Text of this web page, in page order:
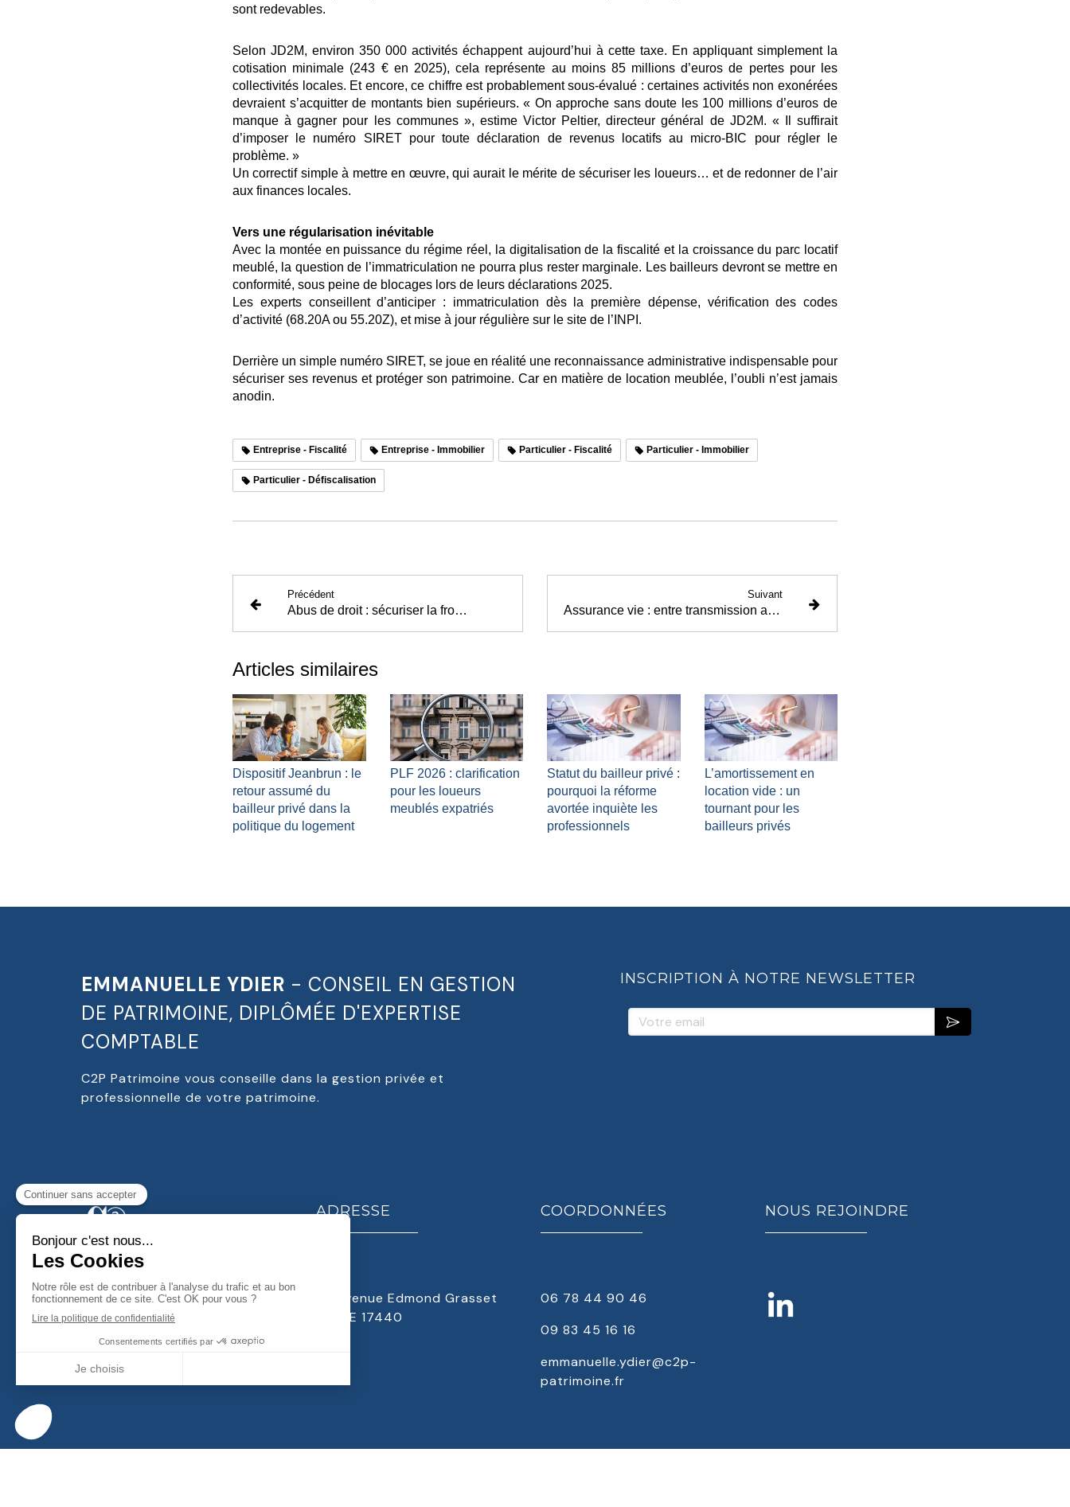
sont redevables.
Selon JD2M, environ 350 000 activités échappent aujourd’hui à cette taxe. En appliquant simplement la
cotisation minimale (243 € en 2025), cela représente au moins 85 millions d’euros de pertes pour les
collectivités locales. Et encore, ce chiffre est probablement sous-évalué : certaines activités non exonérées
devraient s’acquitter de montants bien supérieurs. « On approche sans doute les 100 millions d’euros de
manque à gagner pour les communes », estime Victor Peltier, directeur général de JD2M. « Il suffirait
d’imposer le numéro SIRET pour toute déclaration de revenus locatifs au micro-BIC pour régler le
problème. »
Un correctif simple à mettre en œuvre, qui aurait le mérite de sécuriser les loueurs… et de redonner de l’air
aux finances locales.
Vers une régularisation inévitable
Avec la montée en puissance du régime réel, la digitalisation de la fiscalité et la croissance du parc locatif
meublé, la question de l’immatriculation ne pourra plus rester marginale. Les bailleurs devront se mettre en
conformité, sous peine de blocages lors de leurs déclarations 2025.
Les experts conseillent d’anticiper : immatriculation dès la première dépense, vérification des codes
d’activité (68.20A ou 55.20Z), et mise à jour régulière sur le site de l’INPI.
Derrière un simple numéro SIRET, se joue en réalité une reconnaissance administrative indispensable pour
sécuriser ses revenus et protéger son patrimoine. Car en matière de location meublée, l’oubli n’est jamais
anodin.
Entreprise - Fiscalité Entreprise - Immobilier Particulier - Fiscalité Particulier - Immobilier
Particulier - Défiscalisation
Précédent
Abus de droit : sécuriser la frontière entre optimisation et requalification
Suivant
Assurance vie : entre transmission anticipée et tour de vis fiscal
Articles similaires
Dispositif Jeanbrun : le
retour assumé du
bailleur privé dans la
politique du logement
PLF 2026 : clarification
pour les loueurs
meublés expatriés
Statut du bailleur privé :
pourquoi la réforme
avortée inquiète les
professionnels
L’amortissement en
location vide : un
tournant pour les
bailleurs privés
EMMANUELLE YDIER - CONSEIL EN GESTION
DE PATRIMOINE, DIPLÔMÉE D'EXPERTISE
COMPTABLE
C2P Patrimoine vous conseille dans la gestion privée et
professionnelle de votre patrimoine.
INSCRIPTION À NOTRE NEWSLETTER
Votre email
ADRESSE
17, Avenue Edmond Grasset
AYTRE 17440
COORDONNÉES
06 78 44 90 46
09 83 45 16 16
emmanuelle.ydier@c2p-
patrimoine.fr
NOUS REJOINDRE